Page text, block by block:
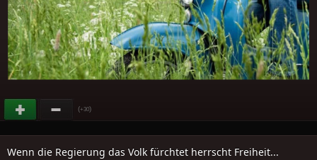
(+30)
Wenn die Regierung das Volk fürchtet herrscht Freiheit...